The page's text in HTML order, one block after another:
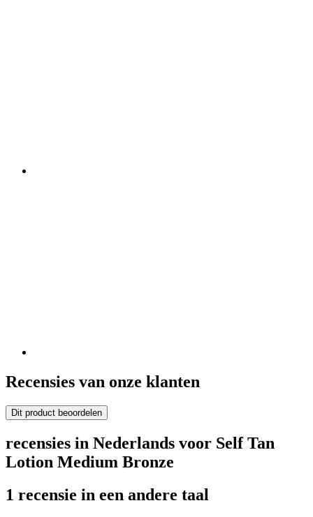
Recensies van onze klanten
Dit product beoordelen
recensies in Nederlands voor Self Tan
Lotion Medium Bronze
1 recensie in een andere taal